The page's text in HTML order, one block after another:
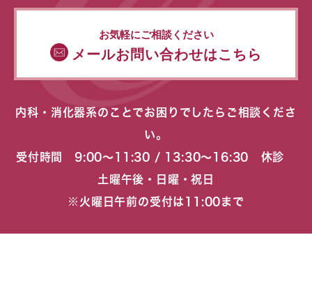
お気軽にご相談ください
メールお問い合わせはこちら
内科・消化器系のことでお困りでしたらご相談くださ
い。
受付時間 9:00〜11:30 / 13:30〜16:30 休診
土曜午後・日曜・祝日
※火曜日午前の受付は11:00まで